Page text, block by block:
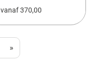
vanaf370,00
»